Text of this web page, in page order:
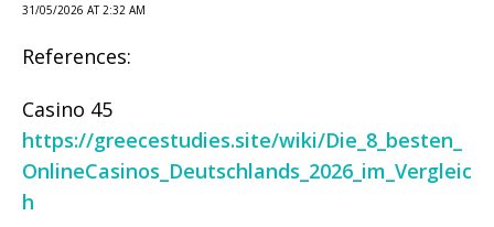
31/05/2026 AT 2:32 AM
References:
Casino 45
https://greecestudies.site/wiki/Die_8_besten_
OnlineCasinos_Deutschlands_2026_im_Vergleic
h